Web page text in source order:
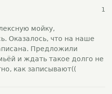
1
мойку,
Оказалось, что на наше
Предложили
и ждать такое долго не
как записывают((